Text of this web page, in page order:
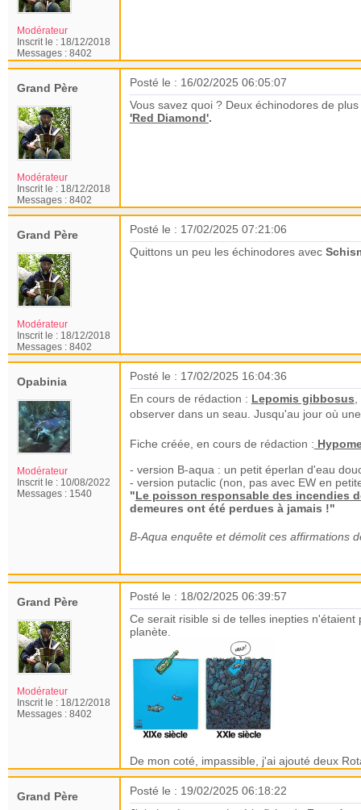
Modérateur
Inscrit le : 18/12/2018
Messages : 8402
Grand Père
Modérateur
Inscrit le : 18/12/2018
Messages : 8402
Posté le : 16/02/2025 06:05:07
Vous savez quoi ? Deux échinodores de
'Red Diamond'.
Grand Père
Modérateur
Inscrit le : 18/12/2018
Messages : 8402
Posté le : 17/02/2025 07:21:06
Quittons un peu les échinodores avec
Opabinia
Modérateur
Inscrit le : 10/08/2022
Messages : 1540
Posté le : 17/02/2025 16:04:36
En cours de rédaction : Lepomis gibbosus
observer dans un seau. Jusqu'au jour où
Fiche créée, en cours de rédaction :
- version B-aqua : un petit éperlan d'eau
- version putaclic (non, pas avec EW en
"Le poisson responsable des incendies
demeures ont été perdues à jamais !"
B-Aqua enquête et démolit ces affirmations
Grand Père
Modérateur
Inscrit le : 18/12/2018
Messages : 8402
Posté le : 18/02/2025 06:39:57
Ce serait risible si de telles inepties
planète.
De mon coté, impassible, j'ai ajouté deux
Grand Père
Posté le : 19/02/2025 06:18:22